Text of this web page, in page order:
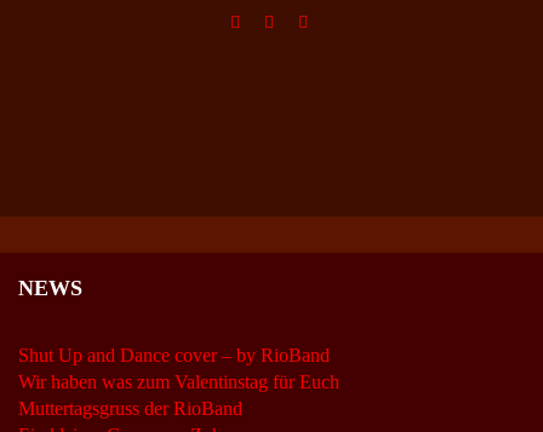
NEWS
Shut Up and Dance cover – by RioBand
Wir haben was zum Valentinstag für Euch
Muttertagsgruss der RioBand